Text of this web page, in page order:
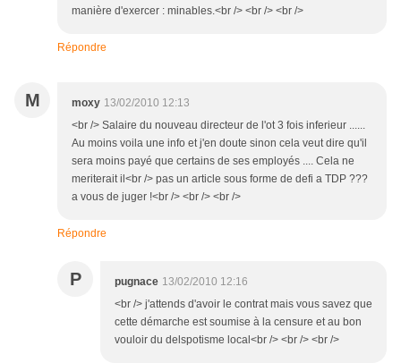
manière d'exercer : minables.<br /> <br /> <br />
Répondre
M moxy 13/02/2010 12:13
<br /> Salaire du nouveau directeur de l'ot 3 fois inferieur ......
Au moins voila une info et j'en doute sinon cela veut dire qu'il
sera moins payé que certains de ses employés .... Cela ne
meriterait il<br /> pas un article sous forme de defi a TDP ???
a vous de juger !<br /> <br /> <br />
Répondre
P pugnace 13/02/2010 12:16
<br /> j'attends d'avoir le contrat mais vous savez que
cette démarche est soumise à la censure et au bon
vouloir du delspotisme local<br /> <br /> <br />